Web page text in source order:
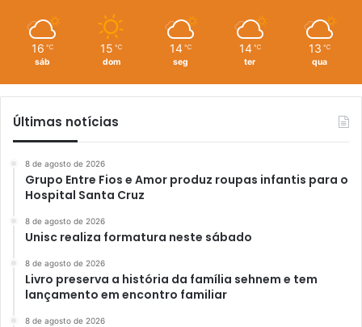
16 ℃
sáb
15 ℃
dom
14 ℃
seg
14 ℃
ter
13 ℃
qua
Últimas notícias
8 de agosto de 2026
Grupo Entre Fios e Amor produz roupas infantis para o
Hospital Santa Cruz
8 de agosto de 2026
Unisc realiza formatura neste sábado
8 de agosto de 2026
Livro preserva a história da família sehnem e tem
lançamento em encontro familiar
8 de agosto de 2026